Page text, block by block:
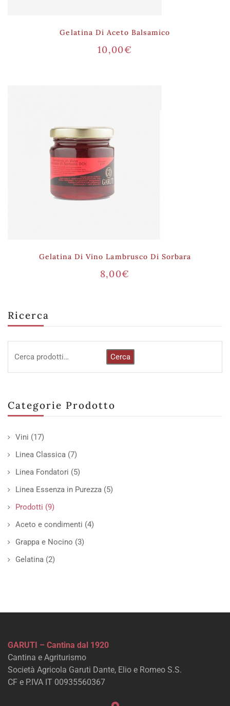
Ricerca
Cerca
Categorie Prodotto
Vini (17)
Linea Classica (7)
Linea Fondatori (5)
Linea Essenza in Purezza (5)
Prodotti (9)
Aceto e condimenti (4)
Grappa e Nocino (3)
Gelatina (2)
Gelatina Di Aceto Balsamico
10,00€
Gelatina Di Vino Lambrusco Di Sorbara
8,00€
GARUTI – Cantina dal 1920
Cantina e Agriturismo
Società Agricola Garuti Dante, Elio e Romeo S.S.
CF e P.IVA IT 00935560367